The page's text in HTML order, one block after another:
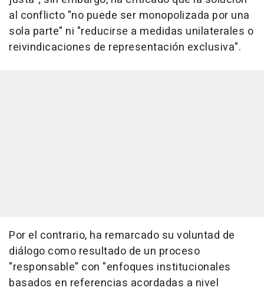
al conflicto "no puede ser monopolizada por una
sola parte" ni "reducirse a medidas unilaterales o
reivindicaciones de representación exclusiva".
Por el contrario, ha remarcado su voluntad de
diálogo como resultado de un proceso
"responsable" con "enfoques institucionales
basados en referencias acordadas a nivel